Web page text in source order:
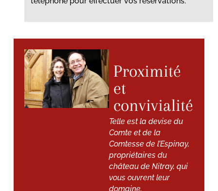
Proximité
et
convivialité
Telle est la devise du
Comte et de la
Comtesse de l’Espinay,
propriétaires du
château de Nitray, qui
vous ouvrent leur
domaine.